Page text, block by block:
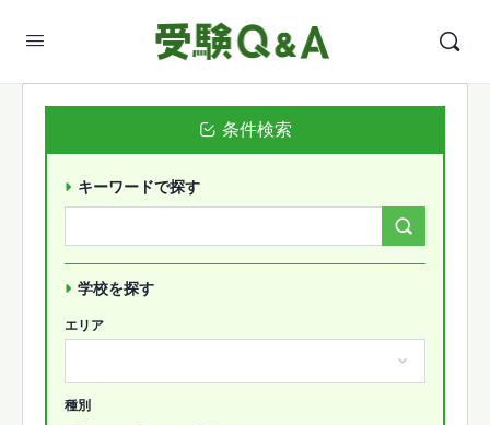
条件検索
キーワードで探す
学校を探す
エリア
種別